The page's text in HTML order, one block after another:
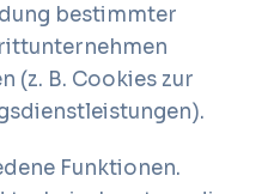
bestimmter
(z. B. Cookies zur
Funktionen.